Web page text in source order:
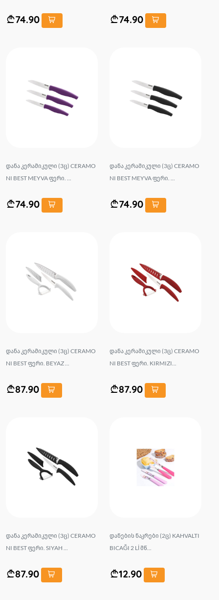
74.90 74.90
დანა კერამიკული (3ც) CERAMO
NI BEST MEYVA ფერი. ...
74.90
დანა კერამიკული (3ც) CERAMO
NI BEST MEYVA ფერი. ...
74.90
დანა კერამიკული (3ც) CERAMO
NI BEST ფერი. BEYAZ ...
87.90
დანა კერამიკული (3ც) CERAMO
NI BEST ფერი. KIRMIZI...
87.90
დანა კერამიკული (3ც) CERAMO
NI BEST ფერი. SIYAH ...
87.90
დანების ნაკრები (2ც) KAHVALTI
BICAĞI 2 Lİ მწ...
12.90